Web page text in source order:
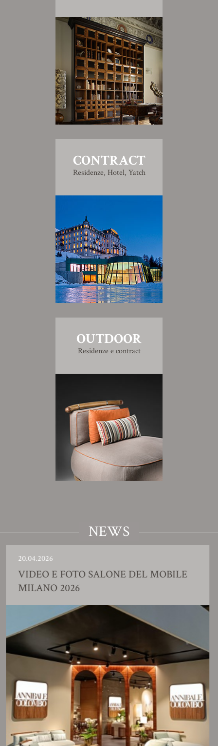
CONTRACT
Residenze, Hotel, Yatch
OUTDOOR
Residenze e contract
NEWS
E FOTO SALONE DEL MOBILE
2026